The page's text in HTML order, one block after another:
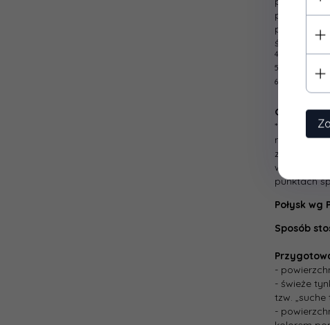
promienie
środków
4a Wałek
5a Czas
6a Próby
*Gwarant:
miesięcy
zwrotu
punktach
Połysk wg
Sposób
-
- świeże
tzw.
-